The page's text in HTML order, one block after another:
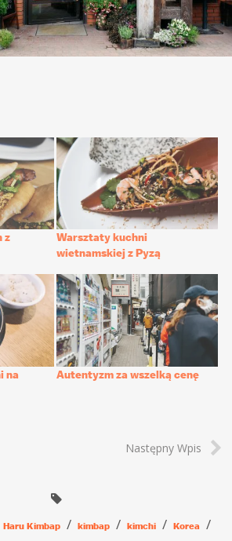
z
Warsztaty kuchni
wietnamskiej z Pyzą
na
Autentyzm za wszelką cenę
Następny Wpis
Haru Kimbap kimbap kimchi Korea